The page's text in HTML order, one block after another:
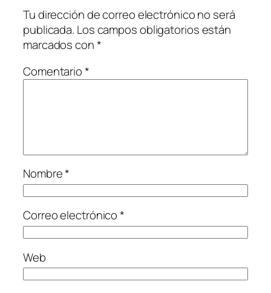
Tu dirección de correo electrónico no será
publicada. Los campos obligatorios están
marcados con*
Comentario*
Nombre*
Correo electrónico*
Web